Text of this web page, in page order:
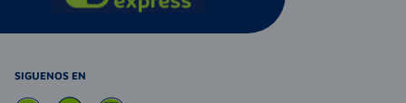
SIGUENOS EN